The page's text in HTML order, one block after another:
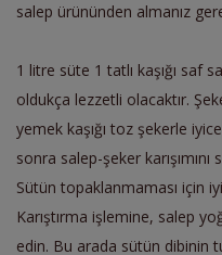
salep ürününden almanız
1 litre süte 1 tatlı kaşığı saf
oldukça lezzetli olacaktır.
yemek kaşığı toz şekerle
sonra salep-şeker
Sütün topaklanmaması için
Karıştırma işlemine, salep
edin. Bu arada sütün dibinin